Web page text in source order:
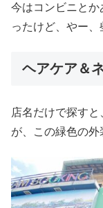
今はコンビニと
ったけど、やー
ヘアケア＆
店名だけで探す
が、この緑色の外